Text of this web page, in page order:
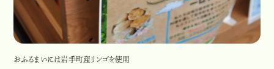
おふるまいには岩手町産リンゴを使用